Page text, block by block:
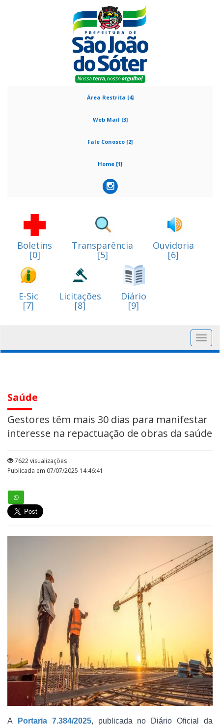
Área Restrita [4]
Web Mail [3]
Fale Conosco [2]
Home [1]
Boletins
[0]
Transparência
[5]
Ouvidoria
[6]
E-Sic
[7]
Licitações
[8]
Diário
[9]
Saúde
Gestores têm mais 30 dias para manifestar
interesse na repactuação de obras da saúde
7622 visualizações
Publicada em 07/07/2025 14:46:41
A Portaria 7.384/2025, publicada no Diário Oficial da